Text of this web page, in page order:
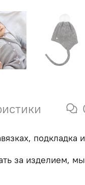
подкладка
за изделием,